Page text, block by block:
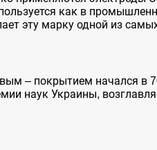
как в
эту марку одной из
– покрытием начался в
наук Украины,